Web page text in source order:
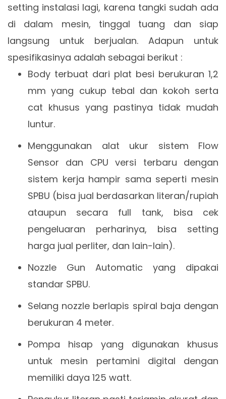
setting instalasi lagi, karena tangki sudah ada
di dalam mesin, tinggal tuang dan siap
langsung untuk berjualan. Adapun untuk
spesifikasinya adalah sebagai berikut :
Body terbuat dari plat besi berukuran 1,2
mm yang cukup tebal dan kokoh serta
cat khusus yang pastinya tidak mudah
luntur.
Menggunakan alat ukur sistem Flow
Sensor dan CPU versi terbaru dengan
sistem kerja hampir sama seperti mesin
SPBU (bisa jual berdasarkan literan/rupiah
ataupun secara full tank, bisa cek
pengeluaran perharinya, bisa setting
harga jual perliter, dan lain-lain).
Nozzle Gun Automatic yang dipakai
standar SPBU.
Selang nozzle berlapis spiral baja dengan
berukuran 4 meter.
Pompa hisap yang digunakan khusus
untuk mesin pertamini digital dengan
memiliki daya 125 watt.